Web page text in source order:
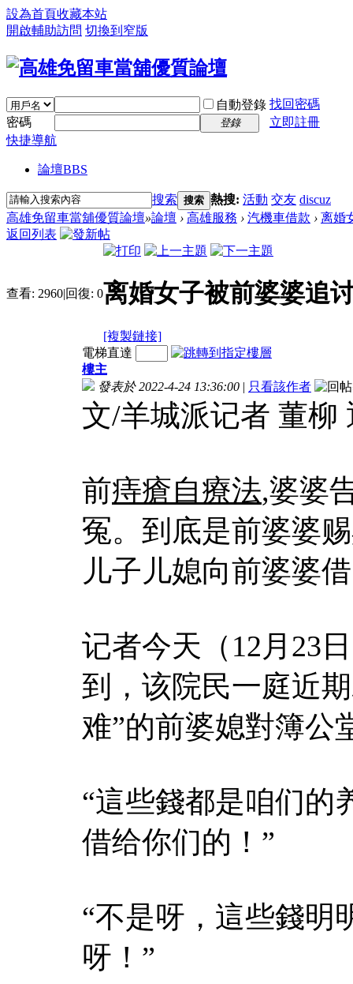
設為首頁收藏本站
開啟輔助訪問 切換到窄版
自動登錄 找回密碼
密碼
登錄
立即註冊
快捷導航
論壇BBS
搜索 搜索 熱搜: 活動 交友 discuz
高雄免留車當舖優質論壇»論壇 › 高雄服務 › 汽機車借款 › 离婚
返回列表
查看: 2960|回復: 0离婚女子被前婆婆追
[複製鏈接]
電梯直達
樓主
發表於 2022-4-24 13:36:00 | 只看該作者
文/羊城派记者 董柳
前痔瘡自療法,婆婆
冤。到底是前婆婆
儿子儿媳向前婆婆
记者今天（12月23
到，该院民一庭近
难”的前婆媳對簿
“這些錢都是咱们的
借给你们的！”
“不是呀，這些錢明
呀！”